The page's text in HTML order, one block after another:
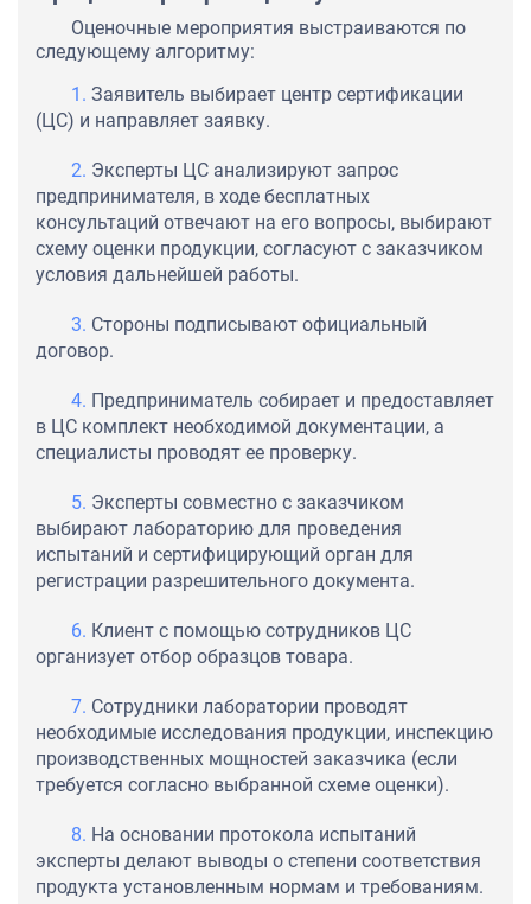
Оценочные мероприятия выстраиваются по
следующему алгоритму:
Заявитель выбирает центр сертификации
(ЦС) и направляет заявку.
Эксперты ЦС анализируют запрос
предпринимателя, в ходе бесплатных
консультаций отвечают на его вопросы, выбирают
схему оценки продукции, согласуют с заказчиком
условия дальнейшей работы.
Стороны подписывают официальный
договор.
Предприниматель собирает и предоставляет
в ЦС комплект необходимой документации, а
специалисты проводят ее проверку.
Эксперты совместно с заказчиком
выбирают лабораторию для проведения
испытаний и сертифицирующий орган для
регистрации разрешительного документа.
Клиент с помощью сотрудников ЦС
организует отбор образцов товара.
Сотрудники лаборатории проводят
необходимые исследования продукции, инспекцию
производственных мощностей заказчика (если
требуется согласно выбранной схеме оценки).
На основании протокола испытаний
эксперты делают выводы о степени соответствия
продукта установленным нормам и требованиям.